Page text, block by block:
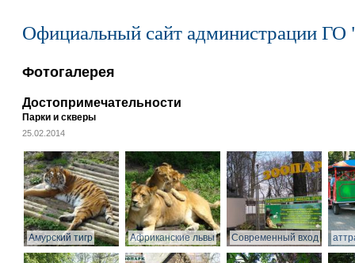
Официальный сайт администрации ГО
Фотогалерея
Достопримечательности
Парки и скверы
25.02.2014
Амурский тигр Африканские львы Современный вход